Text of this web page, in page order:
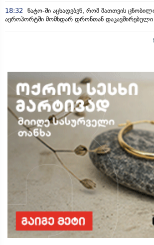
18:32
ნატო-ში აცხადებენ, რომ მათთვის
აეროპორტში მომხდარ დრონთან დაკავშირებული